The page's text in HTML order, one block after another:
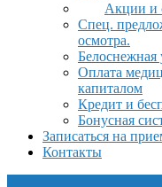
Акции и
Спец.
осмотра.
Белоснежная
Оплата
капиталом
Кредит и
Бонусная
Записаться на
Контакты